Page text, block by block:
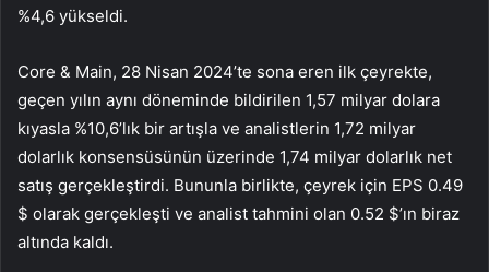
%4,6 yükseldi.
Core & Main, 28 Nisan 2024’te sona eren ilk çeyrekte,
geçen yılın aynı döneminde bildirilen 1,57 milyar dolara
kıyasla %10,6’lık bir artışla ve analistlerin 1,72 milyar
dolarlık konsensüsünün üzerinde 1,74 milyar dolarlık net
satış gerçekleştirdi. Bununla birlikte, çeyrek için EPS 0.49
$ olarak gerçekleşti ve analist tahmini olan 0.52 $’ın biraz
altında kaldı.